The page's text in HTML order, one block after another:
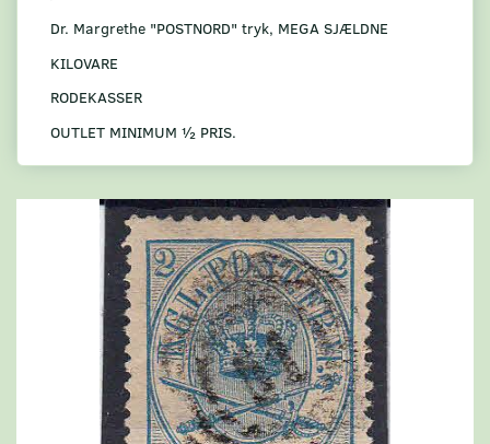
Dr. Margrethe "POSTNORD" tryk, MEGA SJÆLDNE
KILOVARE
RODEKASSER
OUTLET MINIMUM ½ PRIS.